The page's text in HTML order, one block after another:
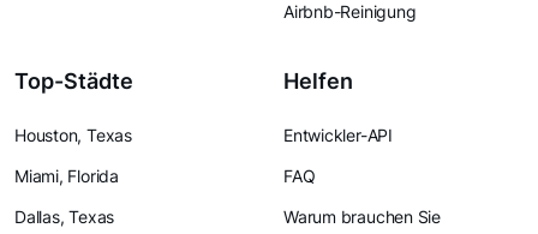
Airbnb-Reinigung
Top-Städte
Houston, Texas
Miami, Florida
Dallas, Texas
Helfen
Entwickler-API
FAQ
Warum brauchen Sie